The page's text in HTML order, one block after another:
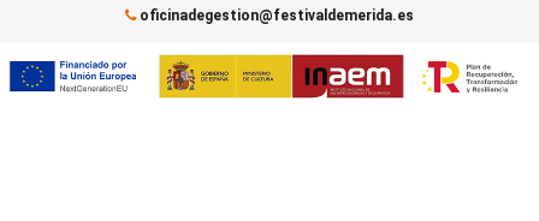
oficinadegestion@festivaldemerida.es